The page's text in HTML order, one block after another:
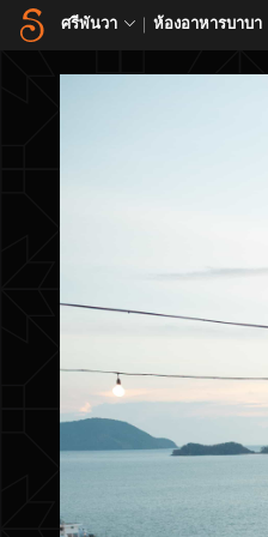
ศรีพันวา ห้องอาหารบาบา